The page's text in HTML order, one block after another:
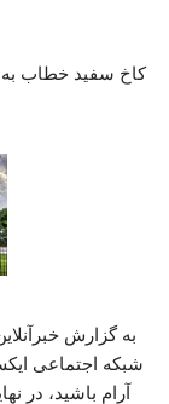
کاخ سفید خطاب به
به گزارش
شبکه اجتماعی
آرام باشید،